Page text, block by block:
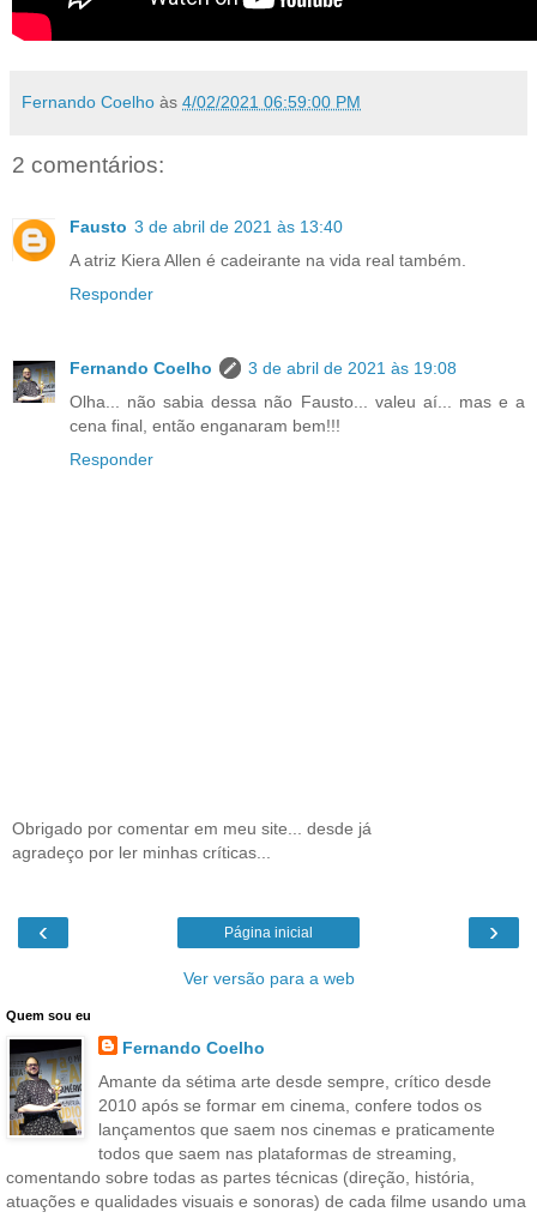
Fernando Coelho às 4/02/2021 06:59:00 PM
2 comentários:
Fausto 3 de abril de 2021 às 13:40
A atriz Kiera Allen é cadeirante na vida real também.
Responder
Fernando Coelho
3 de abril de 2021 às 19:08
Olha... não sabia dessa não Fausto... valeu aí... mas e a
cena final, então enganaram bem!!!
Responder
Obrigado por comentar em meu site... desde já
agradeço por ler minhas críticas...
‹ ›
Página inicial
Ver versão para a web
Quem sou eu
Fernando Coelho
Amante da sétima arte desde sempre, crítico desde
2010 após se formar em cinema, confere todos os
lançamentos que saem nos cinemas e praticamente
todos que saem nas plataformas de streaming,
comentando sobre todas as partes técnicas (direção, história,
atuações e qualidades visuais e sonoras) de cada filme usando uma